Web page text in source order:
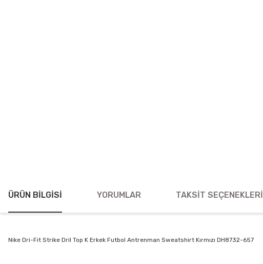
ÜRÜN BILGISI YORUMLAR TAKSIT SEÇENEKLERI
Nike Dri-Fit Strike Dril Top K Erkek Futbol Antrenman Sweatshirt Kırmızı DH8732-657